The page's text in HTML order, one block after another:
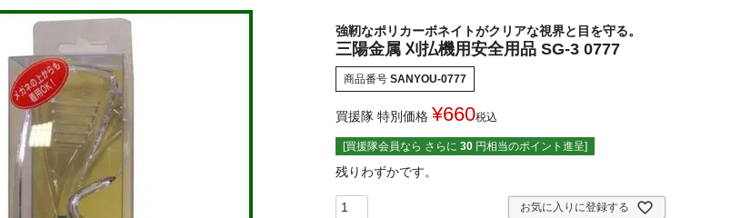
強靭なポリカーボネイトがクリアな視界と目を守る。
三陽金属 刈払機用安全用品 SG-3 0777
商品番号 SANYOU-0777
買援隊 特別価格 ¥660税込
[買援隊会員なら さらに 30 円相当のポイント進呈]
残りわずかです。
お気に入りに登録する